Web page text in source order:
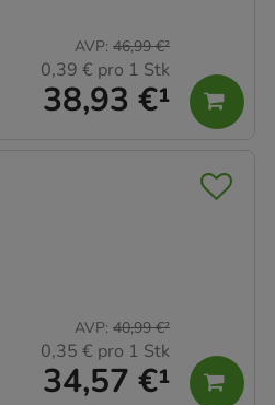
38,93 €¹
AVP: 46,99 €²
0,39 € pro 1 Stk
34,57 €¹
AVP: 40,99 €²
0,35 € pro 1 Stk